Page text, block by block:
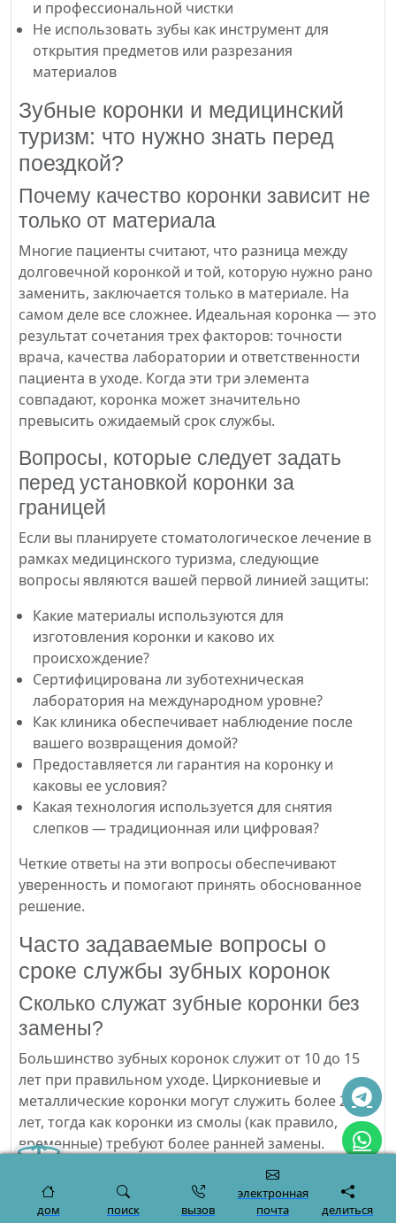
и профессиональной чистки
Не использовать зубы как инструмент для
открытия предметов или разрезания
материалов
Зубные коронки и медицинский
туризм: что нужно знать перед
поездкой?
Почему качество коронки зависит не
только от материала
Многие пациенты считают, что разница между
долговечной коронкой и той, которую нужно рано
заменить, заключается только в материале. На
самом деле все сложнее. Идеальная коронка — это
результат сочетания трех факторов: точности
врача, качества лаборатории и ответственности
пациента в уходе. Когда эти три элемента
совпадают, коронка может значительно
превысить ожидаемый срок службы.
Вопросы, которые следует задать
перед установкой коронки за
границей
Если вы планируете стоматологическое лечение в
рамках медицинского туризма, следующие
вопросы являются вашей первой линией защиты:
Какие материалы используются для
изготовления коронки и каково их
происхождение?
Сертифицирована ли зуботехническая
лаборатория на международном уровне?
Как клиника обеспечивает наблюдение после
вашего возвращения домой?
Предоставляется ли гарантия на коронку и
каковы ее условия?
Какая технология используется для снятия
слепков — традиционная или цифровая?
Четкие ответы на эти вопросы обеспечивают
уверенность и помогают принять обоснованное
решение.
Часто задаваемые вопросы о
сроке службы зубных коронок
Сколько служат зубные коронки без
замены?
Большинство зубных коронок служит от 10 до 15
лет при правильном уходе. Циркониевые и
металлические коронки могут служить более 20
лет, тогда как коронки из смолы (как правило,
временные) требуют более ранней замены.
врача, ежедневной гигиены полости рта и
регулярных визитов к стоматологу.
дом поиск вызов
электронная
почта
делиться